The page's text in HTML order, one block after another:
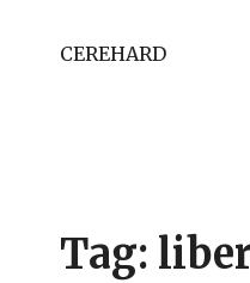
CEREHARD
Tag: